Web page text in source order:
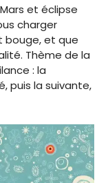
et éclipse
charger
bouge, et que
Thème de la
: la
puis la suivante,